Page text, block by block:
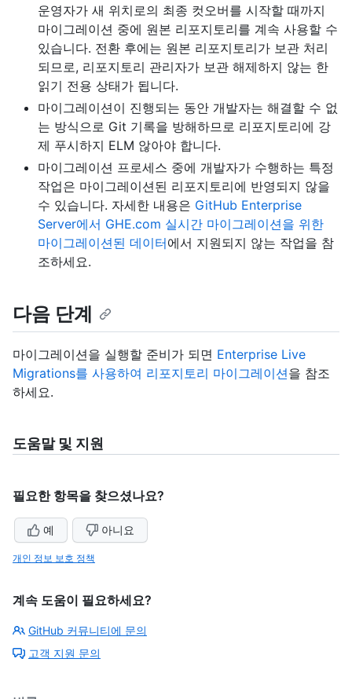
운영자가 새 위치로의 최종 컷오버를 시작할 때까지
마이그레이션 중에 원본 리포지토리를 계속 사용할 수
있습니다. 전환 후에는 원본 리포지토리가 보관 처리
되므로, 리포지토리 관리자가 보관 해제하지 않는 한
읽기 전용 상태가 됩니다.
마이그레이션이 진행되는 동안 개발자는 해결할 수 없
는 방식으로 Git 기록을 방해하므로 리포지토리에 강
제 푸시하지 ELM 않아야 합니다.
마이그레이션 프로세스 중에 개발자가 수행하는 특정
작업은 마이그레이션된 리포지토리에 반영되지 않을
수 있습니다. 자세한 내용은 GitHub Enterprise
Server에서 GHE.com 실시간 마이그레이션을 위한
마이그레이션된 데이터에서 지원되지 않는 작업을 참
조하세요.
다음 단계
마이그레이션을 실행할 준비가 되면 Enterprise Live
Migrations를 사용하여 리포지토리 마이그레이션을 참조
하세요.
도움말 및 지원
필요한 항목을 찾으셨나요?
예 아니요
개인 정보 보호 정책
계속 도움이 필요하세요?
GitHub 커뮤니티에 문의
고객 지원 문의